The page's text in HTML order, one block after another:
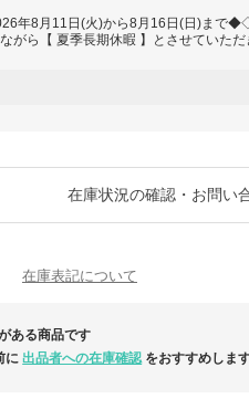
年8月11日(火)から8月16日(日)まで
がら【 夏季長期休暇 】とさせていただ
出来る限り迅速にお答えさせていただ
お問い合わせくださいませ。
送です。(一部商品除く)
在庫状況の確認・お問い
在庫表記について
ある商品です
に 出品者への在庫確認 をおすすめしま